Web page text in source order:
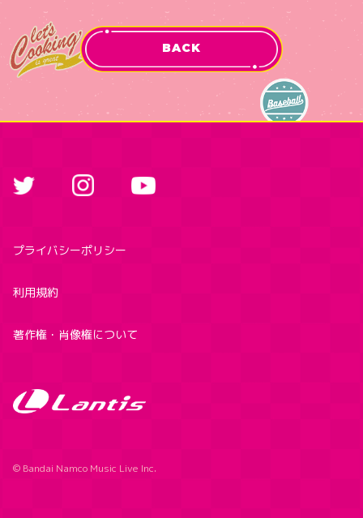
BACK
プライバシーポリシー
利用規約
著作権・肖像権について
© Bandai Namco Music Live Inc.